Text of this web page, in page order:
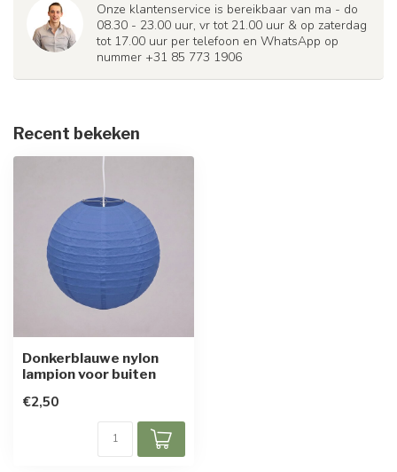
Onze klantenservice is bereikbaar van ma - do
08.30 - 23.00 uur, vr tot 21.00 uur & op zaterdag
tot 17.00 uur per telefoon en WhatsApp op
nummer +31 85 773 1906
Recent bekeken
Donkerblauwe nylon
lampion voor buiten
€2,50